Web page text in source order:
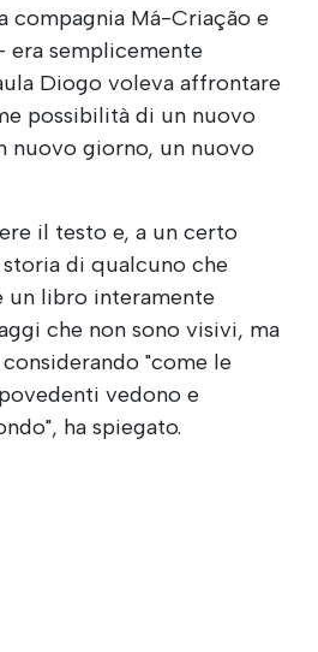
compagnia Má-Criação e
era semplicemente
Diogo voleva affrontare
possibilità di un nuovo
nuovo giorno, un nuovo
il testo e, a un certo
di qualcuno che
un libro interamente
che non sono visivi, ma
"come le
vedono e
ha spiegato.